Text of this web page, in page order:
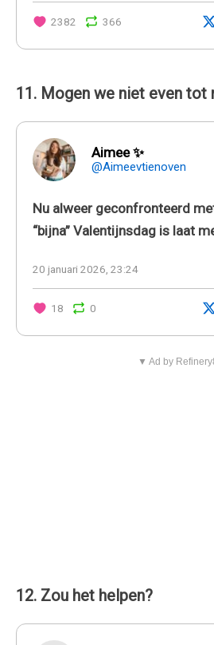
2382 366
11. Mogen we niet even tot
Aimee ✨
@Aimeevtienoven
Nu alweer geconfronteerd
“bijna” Valentijnsdag is laat
20 januari 2026, 23:24
18 0
▼ Ad by
12. Zou het helpen?